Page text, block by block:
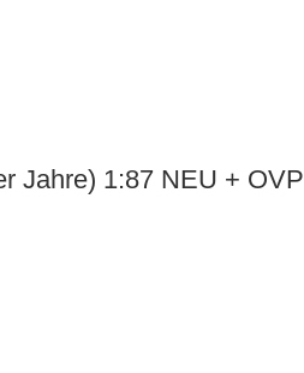
Jahre) 1:87 NEU + OVP